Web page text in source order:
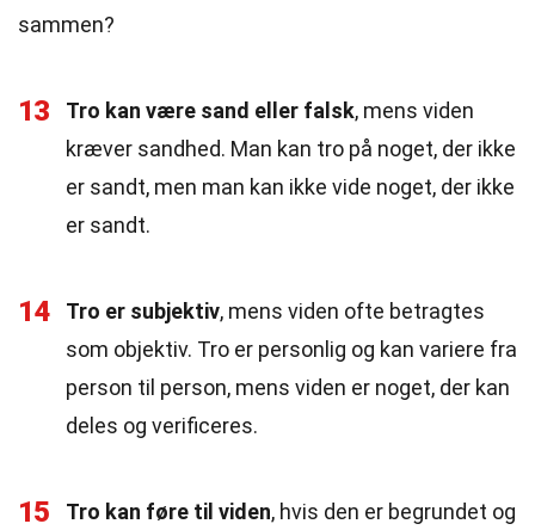
sammen?
13 Tro kan være sand eller falsk, mens viden
kræver sandhed. Man kan tro på noget, der ikke
er sandt, men man kan ikke vide noget, der ikke
er sandt.
14 Tro er subjektiv, mens viden ofte betragtes
som objektiv. Tro er personlig og kan variere fra
person til person, mens viden er noget, der kan
deles og verificeres.
15 Tro kan føre til viden, hvis den er begrundet og